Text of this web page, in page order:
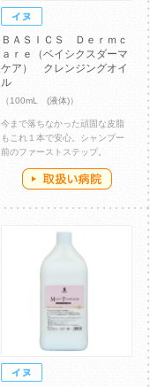
ＢＡＳＩＣＳ Ｄｅｒｍｃ
ａｒｅ（ベイシクスダーマ
ケア） クレンジングオイ
ル
（100mL (液体)）
今まで落ちなかった頑固な皮脂
もこれ１本で安心。シャンプー
前のファーストステップ。